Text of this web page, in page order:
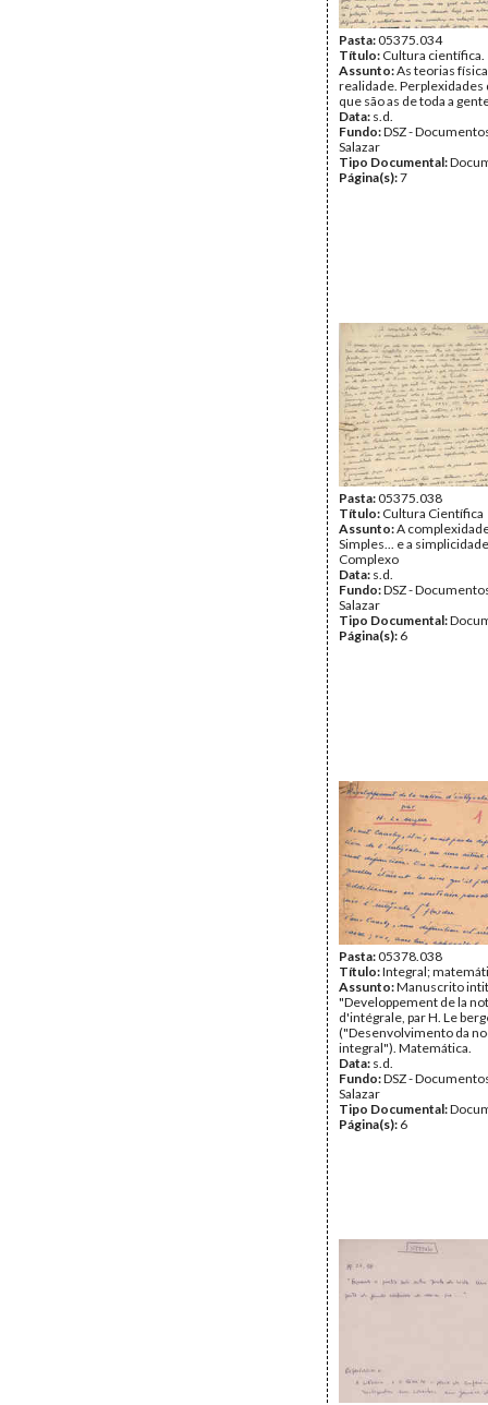
Pasta:05375.034
Título: Cultura científica.
Assunto:As teorias
realidade. Perplexidades
que são as de toda a
Data: s.d.
Fundo:DSZ -
Salazar
Tipo Documental:
Página(s):7
Pasta:05375.038
Título: Cultura Científica
Assunto:A
Simples... e a
Complexo
Data: s.d.
Fundo:DSZ -
Salazar
Tipo Documental:
Página(s): 6
Pasta:05378.038
Título:Integral;
Assunto:Manuscrito
"Developpement de la
d'intégrale, par H. Le
("Desenvolvimento da
integral"). Matemática.
Data: s.d.
Fundo:DSZ -
Salazar
Tipo Documental:
Página(s): 6